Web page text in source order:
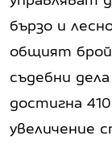
бързо и
общият
съдебни
достигна
увеличение